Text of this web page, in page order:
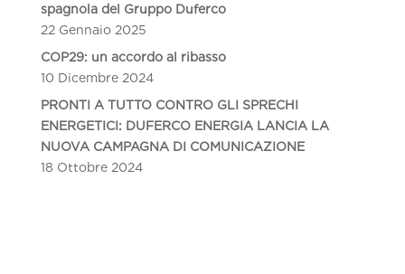
spagnola del Gruppo Duferco
22 Gennaio 2025
COP29: un accordo al ribasso
10 Dicembre 2024
PRONTI A TUTTO CONTRO GLI SPRECHI
ENERGETICI: DUFERCO ENERGIA LANCIA LA
NUOVA CAMPAGNA DI COMUNICAZIONE
18 Ottobre 2024